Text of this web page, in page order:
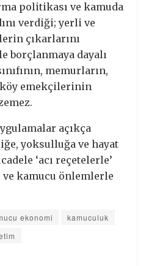
politikası ve kamuda
verdiği; yerli ve
çıkarlarını
borçlanmaya dayalı
memurların,
emekçilerinin
açıkça
yoksulluğa ve hayat
‘acı reçetelerle’
kamucu önlemlerle
ekonomi
kamuculuk